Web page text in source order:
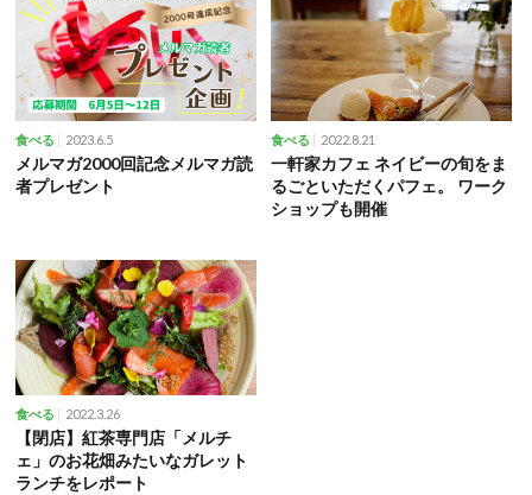
食べる 2023.6.5
メルマガ2000回記念メルマガ読
者プレゼント
食べる 2022.8.21
一軒家カフェ ネイビーの旬をま
るごといただくパフェ。 ワーク
ショップも開催
食べる 2022.3.26
【閉店】紅茶専門店「メルチ
ェ」のお花畑みたいなガレット
ランチをレポート